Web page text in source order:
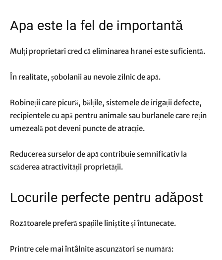
Apa este la fel de importantă
Mulți proprietari cred că eliminarea hranei este suficientă.
În realitate, șobolanii au nevoie zilnic de apă.
Robineții care picură, bălțile, sistemele de irigații defecte,
recipientele cu apă pentru animale sau burlanele care rețin
umezeală pot deveni puncte de atracție.
Reducerea surselor de apă contribuie semnificativ la
scăderea atractivității proprietății.
Locurile perfecte pentru adăpost
Rozătoarele preferă spațiile liniștite și întunecate.
Printre cele mai întâlnite ascunzători se numără: